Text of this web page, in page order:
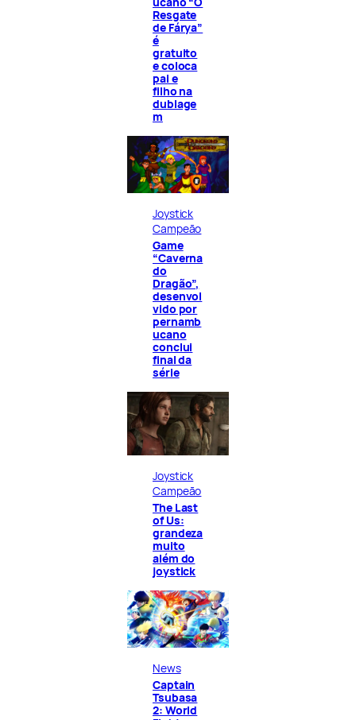
Resgate
de Fárya”
é
gratuito
e coloca
pai e
filho na
dublage
m
Joystick
Campeão
Game
“Caverna
do
Dragão”,
desenvol
vido por
pernamb
ucano
conclui
final da
série
Joystick
Campeão
The Last
of Us:
grandeza
muito
além do
joystick
News
Captain
Tsubasa
2: World